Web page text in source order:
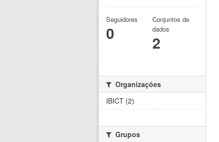
Seguidores
0
Conjuntos de
dados
2
Organizações
IBICT (2)
Grupos